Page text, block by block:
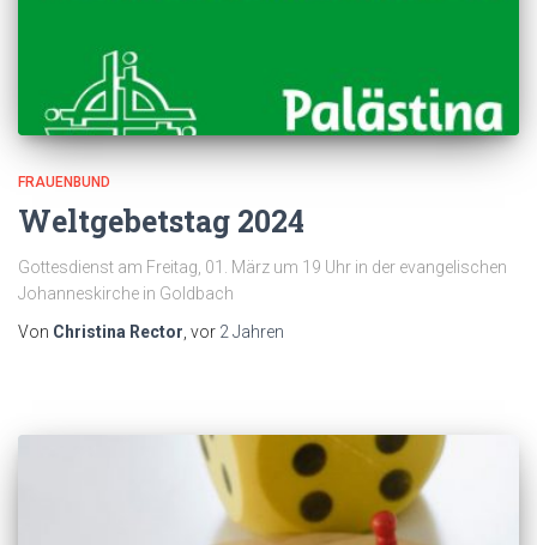
FRAUENBUND
Weltgebetstag 2024
Gottesdienst am Freitag, 01. März um 19 Uhr in der evangelischen
Johanneskirche in Goldbach
Von Christina Rector , vor 2 Jahren